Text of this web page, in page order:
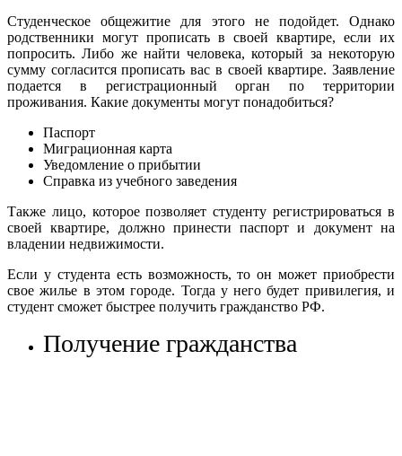
Студенческое общежитие для этого не подойдет. Однако
родственники могут прописать в своей квартире, если их
попросить. Либо же найти человека, который за некоторую
сумму согласится прописать вас в своей квартире. Заявление
подается в регистрационный орган по территории
проживания. Какие документы могут понадобиться?
Паспорт
Миграционная карта
Уведомление о прибытии
Справка из учебного заведения
Также лицо, которое позволяет студенту регистрироваться в
своей квартире, должно принести паспорт и документ на
владении недвижимости.
Если у студента есть возможность, то он может приобрести
свое жилье в этом городе. Тогда у него будет привилегия, и
студент сможет быстрее получить гражданство РФ.
Получение гражданства